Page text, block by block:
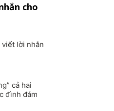
cho
lời nhắn
cả hai
đình đám